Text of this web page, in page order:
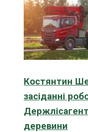
Костянтин
засіданні
деревини